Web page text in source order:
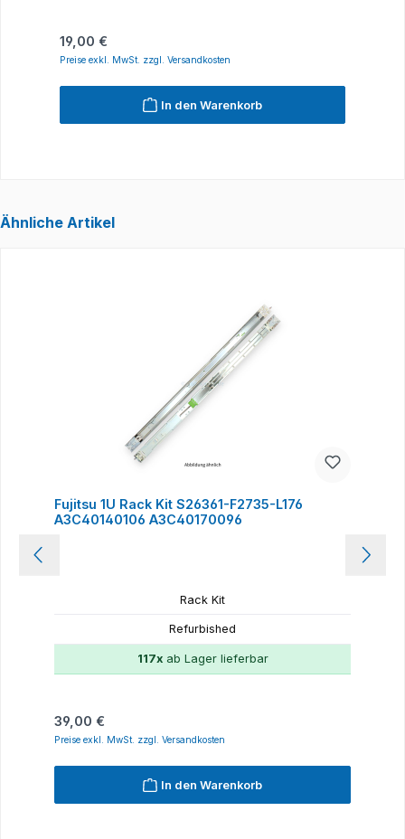
Regulärer Preis:
19,00 €
Preise exkl. MwSt. zzgl. Versandkosten
In den Warenkorb
Ähnliche Artikel
Fujitsu 1U Rack Kit S26361-F2735-L176
A3C40140106 A3C40170096
Rack Kit
Refurbished
117xab Lager lieferbar
Regulärer Preis:
39,00 €
Preise exkl. MwSt. zzgl. Versandkosten
In den Warenkorb